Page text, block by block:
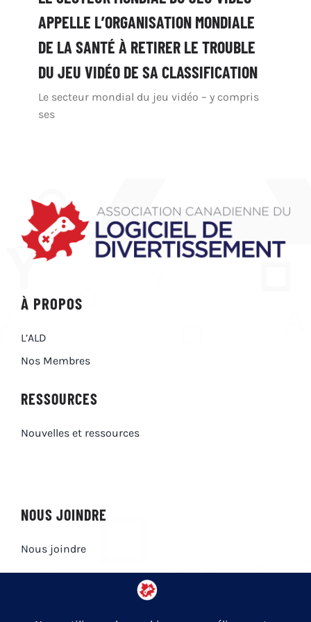
APPELLE L’ORGANISATION MONDIALE
DE LA SANTÉ À RETIRER LE TROUBLE
DU JEU VIDÉO DE SA CLASSIFICATION
Le secteur mondial du jeu vidéo – y compris
ses
À PROPOS
L’ALD
Nos Membres
RESSOURCES
Nouvelles et ressources
NOUS JOINDRE
Nous joindre